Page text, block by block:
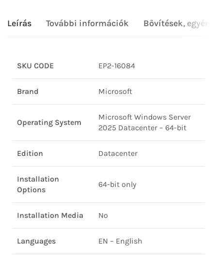
Leírás További információk Bővítések,
SKU CODE EP2-16084
Brand Microsoft
Operating System
Microsoft Windows Server
2025 Datacenter – 64-bit
Edition Datacenter
Installation
Options
64-bit only
Installation Media No
Languages EN – English